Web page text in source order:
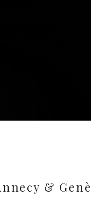
&
permet d’être à
sont pertinents.